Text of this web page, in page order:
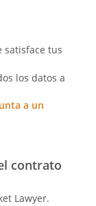
satisface tus
los datos a
a un
contrato
Lawyer.